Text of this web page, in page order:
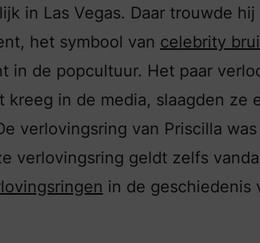
in Las Vegas. Daar trouwde
het symbool van celebrity
in de popcultuur. Het paar
kreeg in de media, slaagden ze
verlovingsring van Priscilla
verlovingsring geldt zelfs
in de geschiedenis